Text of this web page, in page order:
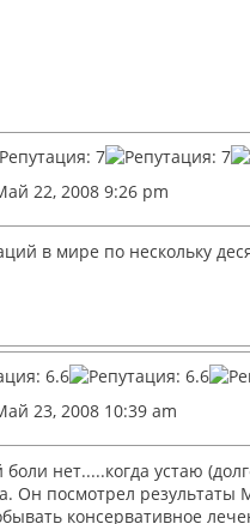
22, 2008 9:26 pm
в мире по нескольку
23, 2008 10:39 am
нет.....когда устаю
Он посмотрел
консервативное